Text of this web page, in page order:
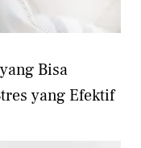
Bisa
yang Efektif